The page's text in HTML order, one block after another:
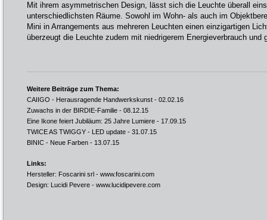
Mit ihrem asymmetrischen Design, lässt sich die Leuchte überall
unterschiedlichsten Räume. Sowohl im Wohn- als auch im
Mini in Arrangements aus mehreren Leuchten einen einzigartigen
überzeugt die Leuchte zudem mit niedrigerem Energieverbrauch und
Weitere Beiträge zum Thema:
CAIIGO - Herausragende Handwerkskunst - 02.02.16
Zuwachs in der BIRDIE-Familie - 08.12.15
Eine Ikone feiert Jubiläum: 25 Jahre Lumiere - 17.09.15
TWICE AS TWIGGY - LED update - 31.07.15
BINIC - Neue Farben - 13.07.15
Links:
Hersteller: Foscarini srl - www.foscarini.com
Design: Lucidi Pevere - www.lucidipevere.com